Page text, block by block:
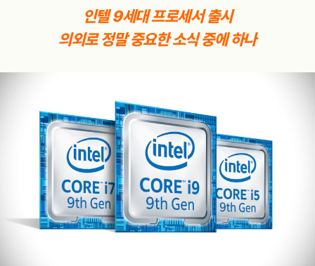
인텔 9세대 프로세서 출시
의외로 정말 중요한 소식 중에 하나